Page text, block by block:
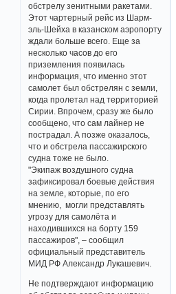
обстрелу зенитными ракетами.
Этот чартерный рейс из Шарм-
эль-Шейха в казанском аэропорту
ждали больше всего. Еще за
несколько часов до его
приземления появилась
информация, что именно этот
самолет был обстрелян с земли,
когда пролетал над территорией
Сирии. Впрочем, сразу же было
сообщено, что сам лайнер не
пострадал. А позже оказалось,
что и обстрела пассажирского
судна тоже не было.
"Экипаж воздушного судна
зафиксировал боевые действия
на земле, которые, по его
мнению, могли представлять
угрозу для самолёта и
находившихся на борту 159
пассажиров", – сообщил
официальный представитель
МИД РФ Александр Лукашевич.
Не подтверждают информацию